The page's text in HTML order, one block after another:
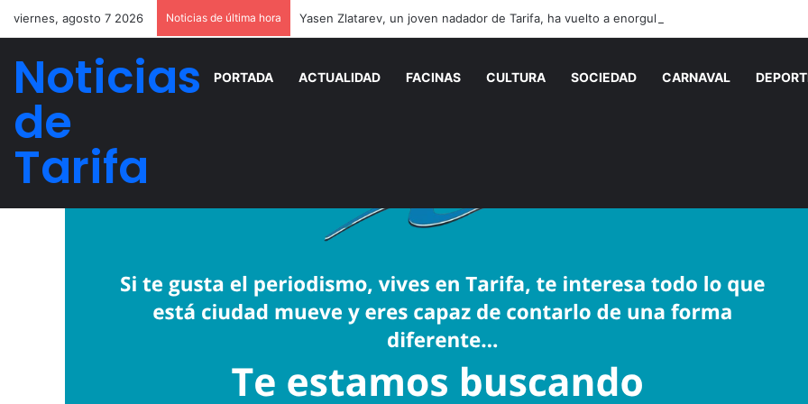
viernes, agosto 7 2026 Noticias de última hora
Noticias
de
Tarifa
PORTADA ACTUALIDAD FACINAS CULTURA SOCIEDAD CARNAVAL